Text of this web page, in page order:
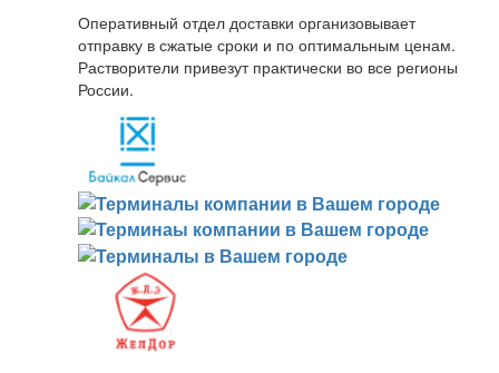
Оперативный отдел доставки организовывает
отправку в сжатые сроки и по оптимальным ценам.
Растворители привезут практически во все регионы
России.